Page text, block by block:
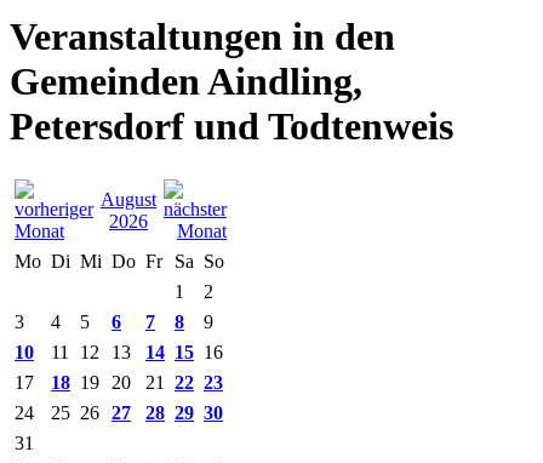
Veranstaltungen in den
Gemeinden Aindling,
Petersdorf und Todtenweis
August
2026
Mo Di Mi Do Fr Sa So
1
2
3
4 5 6 7 8
9
10
11 12 13 14 15 16
17
18 19 20 21 22 23
24
25 26 27 28 29 30
31